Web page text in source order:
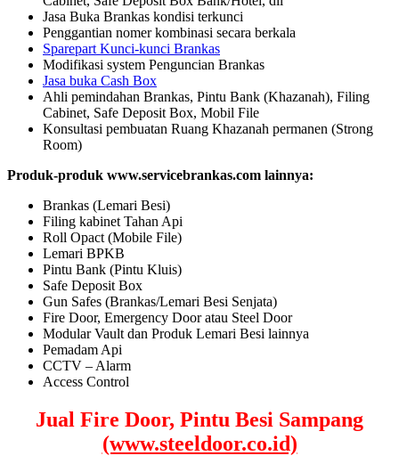
Jasa Buka Brankas kondisi terkunci
Penggantian nomer kombinasi secara berkala
Sparepart Kunci-kunci Brankas
Modifikasi system Penguncian Brankas
Jasa buka Cash Box
Ahli pemindahan Brankas, Pintu Bank (Khazanah), Filing
Cabinet, Safe Deposit Box, Mobil File
Konsultasi pembuatan Ruang Khazanah permanen (Strong
Room)
Produk-produk www.servicebrankas.com lainnya:
Brankas (Lemari Besi)
Filing kabinet Tahan Api
Roll Opact (Mobile File)
Lemari BPKB
Pintu Bank (Pintu Kluis)
Safe Deposit Box
Gun Safes (Brankas/Lemari Besi Senjata)
Fire Door, Emergency Door atau Steel Door
Modular Vault dan Produk Lemari Besi lainnya
Pemadam Api
CCTV – Alarm
Access Control
Jual Fire Door, Pintu Besi Sampang
(www.steeldoor.co.id)